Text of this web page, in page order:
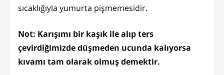
sıcaklığıyla yumurta pişmemesidir.
Not: Karışımı bir kaşık ile alıp ters
çevirdiğimizde düşmeden ucunda kalıyorsa
kıvamı tam olarak olmuş demektir.